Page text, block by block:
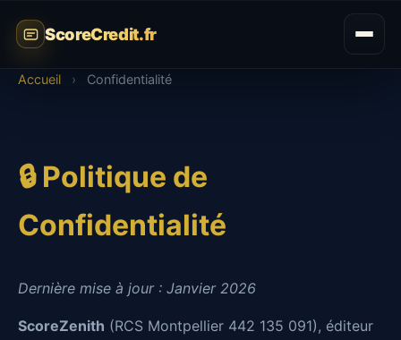
ScoreCredit.fr
Accueil › Confidentialité
🔒 Politique de
Confidentialité
Dernière mise à jour : Janvier 2026
ScoreZenith (RCS Montpellier 442 135 091), éditeur